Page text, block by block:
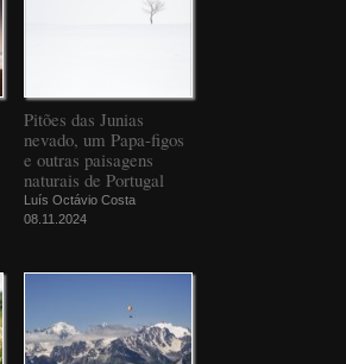
Pitões das Junias
nevado, um Papa-figos
e outras paisagens
naturais de Portugal
Luís Octávio Costa
08.11.2024